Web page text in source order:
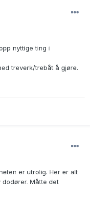
nyttige ting i
treverk/trebåt å gjøre.
er utrolig. Her er alt
Måtte det